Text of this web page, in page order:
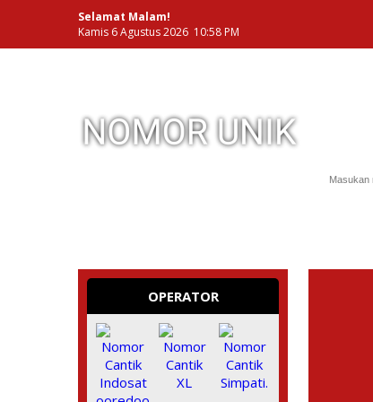
Selamat Malam!
Kamis 6 Agustus 2026 10:58 PM
OPERATOR